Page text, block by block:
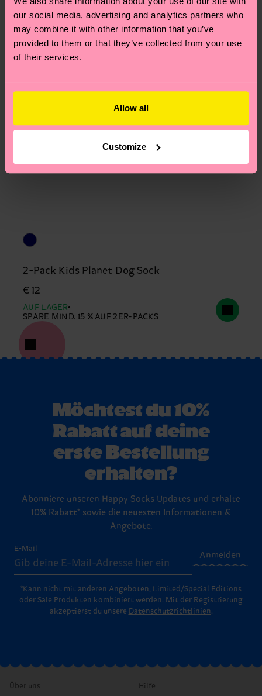
our social media, advertising and analytics partners who
may combine it with other information that you’ve
provided to them or that they’ve collected from your use
of their services.
Allow all
Customize
am häufigsten gestellten Fragen.
2-Pack Kids Planet Dog Sock
€ 12
AUF LAGER
SPARE MIND. 15 % AUF 2ER-PACKS
Möchtest du 10%
Rabatt auf deine
erste Bestellung
erhalten?
Abonniere unseren Happy Socks Updates und erhalte
10% Rabatt* sowie die neuesten Informationen &
Angebote.
E-Mail
Anmelden
*Kann nicht mit anderen Angeboten, Limited/Special Editions
oder Sale Produkten kombiniert werden. Mit der Registrierung
akzeptierst du unsere Datenschutzrichtlinien.
Über uns Hilfe